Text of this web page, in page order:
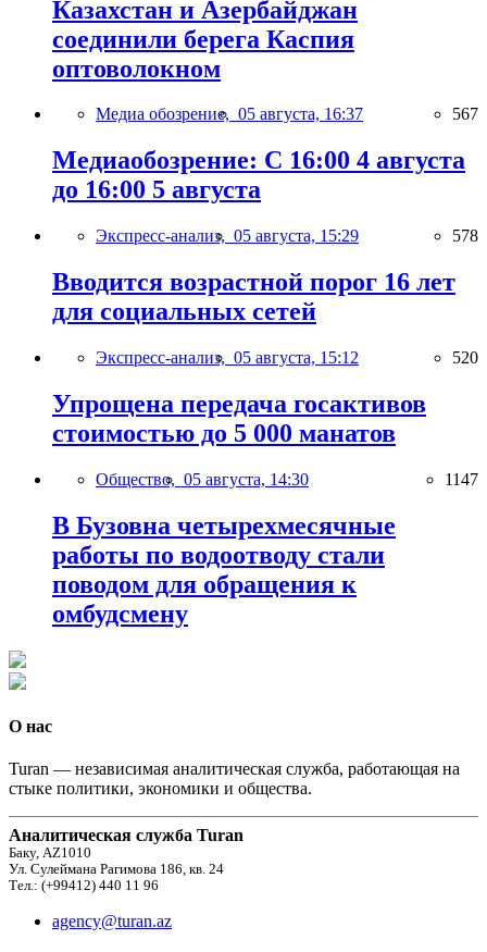
Казахстан и Азербайджан
соединили берега Каспия
оптоволокном
Медиа обозрение, 05 августа, 16:37 567
Медиаобозрение: С 16:00 4 августа
до 16:00 5 августа
Экспресс-анализ, 05 августа, 15:29 578
Вводится возрастной порог 16 лет
для социальных сетей
Экспресс-анализ, 05 августа, 15:12 520
Упрощена передача госактивов
стоимостью до 5 000 манатов
Общество, 05 августа, 14:30 1147
В Бузовна четырехмесячные
работы по водоотводу стали
поводом для обращения к
омбудсмену
О нас
Turan — независимая аналитическая служба, работающая на
стыке политики, экономики и общества.
Аналитическая служба Turan
Баку, AZ1010
Ул. Сулеймана Рагимова 186, кв. 24
Тел.: (+99412) 440 11 96
agency@turan.az